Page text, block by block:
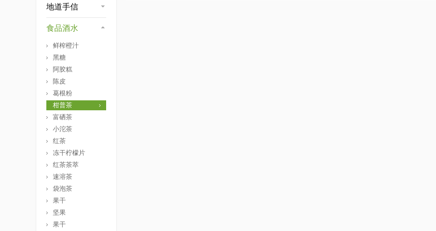
地道手信
食品酒水
鲜榨橙汁
黑糖
阿胶糕
陈皮
葛根粉
柑普茶
富硒茶
小沱茶
红茶
冻干柠檬片
红茶茶萃
速溶茶
袋泡茶
果干
坚果
果干